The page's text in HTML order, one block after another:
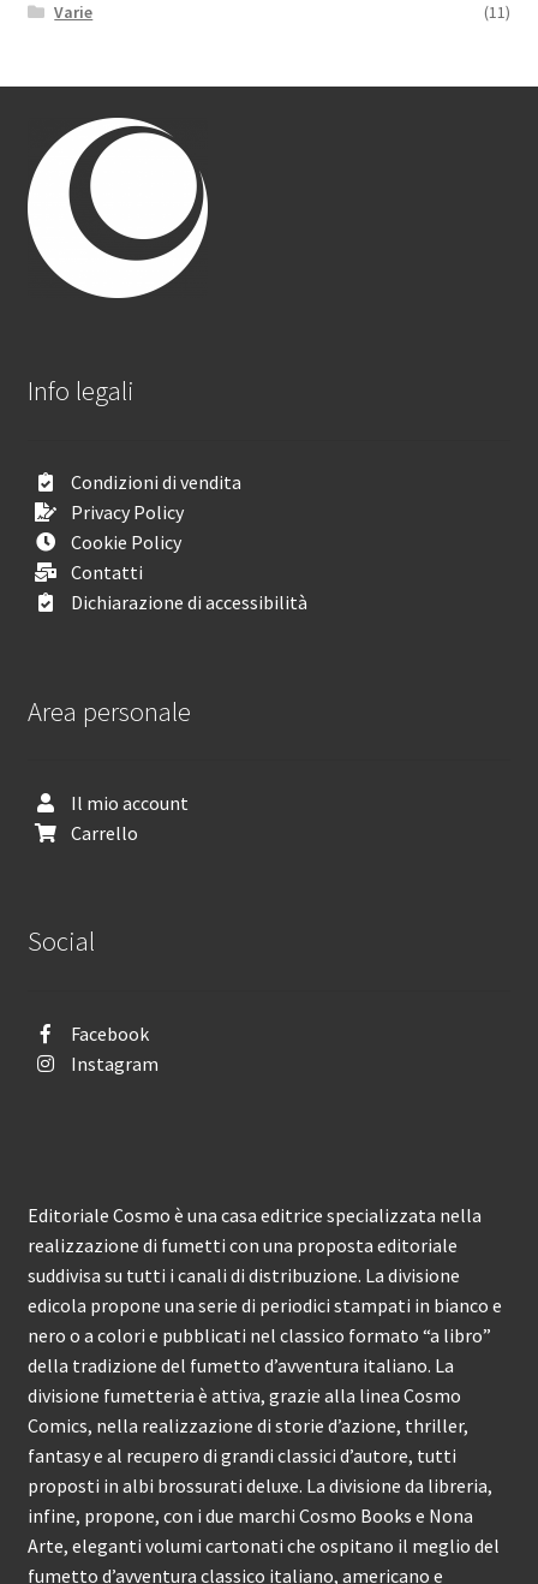
Varie
(11)
Info legali
Condizioni di vendita
Privacy Policy
Cookie Policy
Contatti
Dichiarazione di accessibilità
Area personale
Il mio account
Carrello
Social
Facebook
Instagram
Editoriale Cosmo è una casa editrice specializzata nella
realizzazione di fumetti con una proposta editoriale
suddivisa su tutti i canali di distribuzione. La divisione
edicola propone una serie di periodici stampati in bianco e
nero o a colori e pubblicati nel classico formato “a libro”
della tradizione del fumetto d’avventura italiano. La
divisione fumetteria è attiva, grazie alla linea Cosmo
Comics, nella realizzazione di storie d’azione, thriller,
fantasy e al recupero di grandi classici d’autore, tutti
proposti in albi brossurati deluxe. La divisione da libreria,
infine, propone, con i due marchi Cosmo Books e Nona
Arte, eleganti volumi cartonati che ospitano il meglio del
fumetto d’avventura classico italiano, americano e